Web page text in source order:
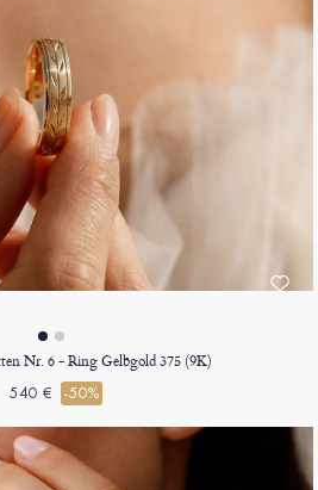
Nr. 6 - Ring Gelbgold 375 (9K)
540 € -50%